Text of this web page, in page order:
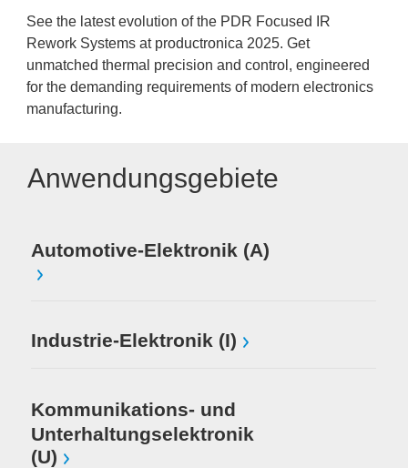
See the latest evolution of the PDR Focused IR
Rework Systems at productronica 2025. Get
unmatched thermal precision and control, engineered
for the demanding requirements of modern electronics
manufacturing.
Anwendungsgebiete
Automotive-Elektronik (A)
Industrie-Elektronik (I)
Kommunikations- und
Unterhaltungselektronik
(U)